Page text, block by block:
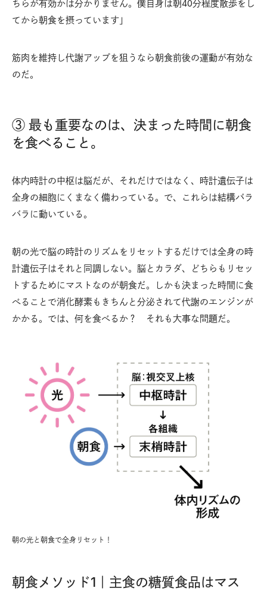
ちらが有効かは分かりません。僕自身は朝40分程度散歩をし
てから朝食を摂っています」
筋肉を維持し代謝アップを狙うなら朝食前後の運動が有効な
のだ。
③ 最も重要なのは、決まった時間に朝食
を食べること。
体内時計の中枢は脳だが、それだけではなく、時計遺伝子は
全身の細胞にくまなく備わっている。で、これらは結構バラ
バラに動いている。
朝の光で脳の時計のリズムをリセットするだけでは全身の時
計遺伝子はそれと同調しない。脳とカラダ、どちらもリセッ
トするためにマストなのが朝食だ。しかも決まった時間に食
べることで消化酵素もきちんと分泌されて代謝のエンジンが
かかる。では、何を食べるか？ それも大事な問題だ。
朝の光と朝食で全身リセット！
朝食メソッド1｜主食の糖質食品はマス